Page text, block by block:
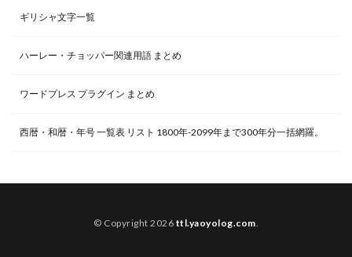
ギリシャ文字一覧
ハーレー・チョッパー関連用語 まとめ
ワードプレス プラグイン まとめ
西暦・和暦・年号 一覧表 リスト 1800年-2099年まで300年分一括網羅。
© Copyright 2026 ttl.yaoyolog.com.